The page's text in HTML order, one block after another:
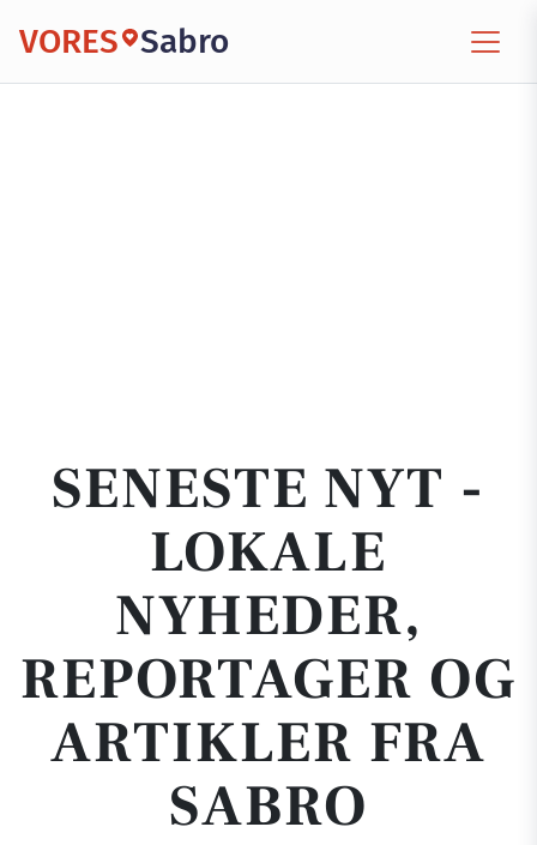
VORES Sabro
SENESTE NYT -
LOKALE
NYHEDER,
REPORTAGER OG
ARTIKLER FRA
SABRO